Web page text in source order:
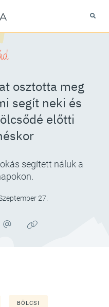
osztotta meg
segít neki és
előtti
segített náluk a
27.
BÖLCSI